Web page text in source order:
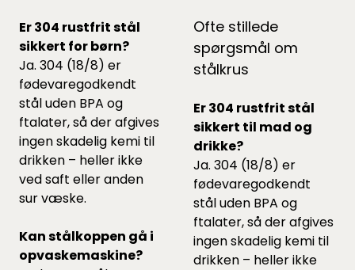
Er 304 rustfrit stål
sikkert for børn?
Ja. 304 (18/8) er
fødevaregodkendt
stål uden BPA og
ftalater, så der afgives
ingen skadelig kemi til
drikken – heller ikke
ved saft eller anden
sur væske.
Kan stålkoppen gå i
opvaskemaskine?
Ofte stillede
spørgsmål om
stålkrus
Er 304 rustfrit stål
sikkert til mad og
drikke?
Ja. 304 (18/8) er
fødevaregodkendt
stål uden BPA og
ftalater, så der afgives
ingen skadelig kemi til
drikken – heller ikke